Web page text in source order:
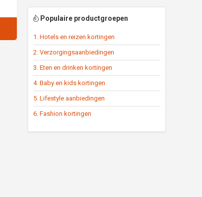
Populaire productgroepen
1. Hotels en reizen kortingen
2. Verzorgingsaanbiedingen
3. Eten en drinken kortingen
4. Baby en kids kortingen
5. Lifestyle aanbiedingen
6. Fashion kortingen